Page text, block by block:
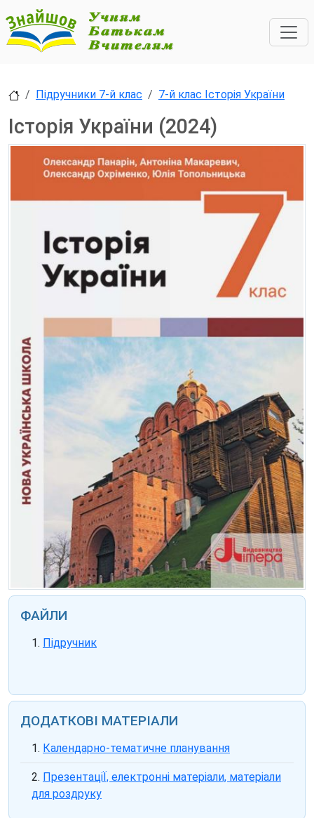
Підручники 7-й клас 7-й клас Історія України
Історія України (2024)
ФАЙЛИ
Підручник
ДОДАТКОВІ МАТЕРІАЛИ
Календарно-тематичне планування
ПрезентаціЇ, електронні матеріали, матеріали
для роздруку